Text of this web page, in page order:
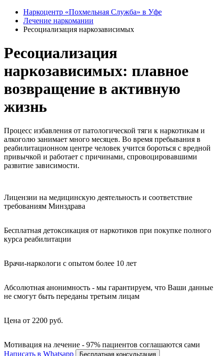
Наркоцентр «Похмельная Служба» в Уфе
Лечение наркомании
Ресоциализация наркозависимых
Ресоциализация
наркозависимых: плавное
возвращение в активную
жизнь
Процесс избавления от патологической тяги к наркотикам и
алкоголю занимает много месяцев. Во время пребывания в
реабилитационном центре человек учится бороться с вредной
привычкой и работает с причинами, спровоцировавшими
развитие зависимости.
Лицензии на медицинскую деятельность и соответствие
требованиям Минздрава
Бесплатная детоксикация от наркотиков при покупке полного
курса реабилитации
Врачи-наркологи с опытом более 10 лет
Абсолютная анонимность - мы гарантируем, что Ваши данные
не смогут быть переданы третьим лицам
Цена от 2200 руб.
Мотивация на лечение - 97% пациентов соглашаются сами
Написать в Whatsapp
Бесплатная консультация